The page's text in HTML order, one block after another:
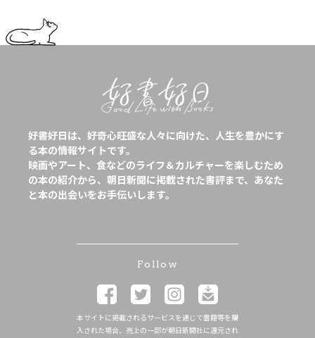
好書好日は、好奇心旺盛な人々に向けた、人生を豊かにす
る本の情報サイトです。
映画やアート、食などのライフ＆カルチャーを楽しむため
の本の紹介から、朝日新聞に掲載された書評まで、あなた
と本の出会いをお手伝いします。
Follow
本サイトに掲載されるサービスを通じて書籍等を購
入された場合、売上の一部が朝日新聞社に還元され